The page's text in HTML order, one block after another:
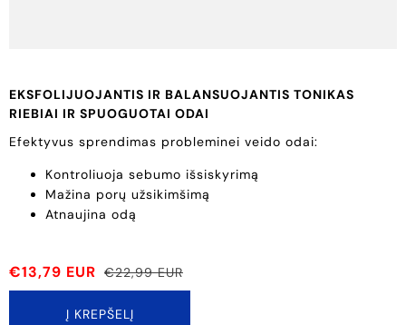
EKSFOLIJUOJANTIS IR BALANSUOJANTIS TONIKAS
RIEBIAI IR SPUOGUOTAI ODAI
Efektyvus sprendimas probleminei veido odai:
Kontroliuoja sebumo išsiskyrimą
Mažina porų užsikimšimą
Atnaujina odą
€13,79 EUR €22,99 EUR
Į KREPŠELĮ